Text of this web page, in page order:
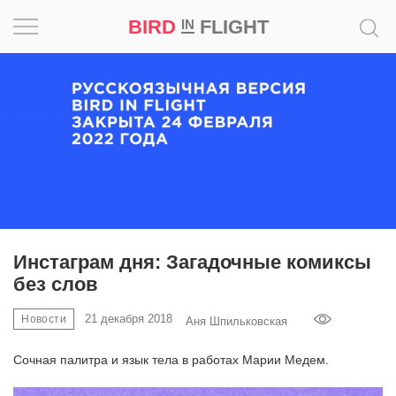
BIRD INFLIGHT
Инстаграм дня: Загадочные комиксы
без слов
Новости 21 декабря 2018 Аня Шпильковская
Сочная палитра и язык тела в работах Марии Медем.